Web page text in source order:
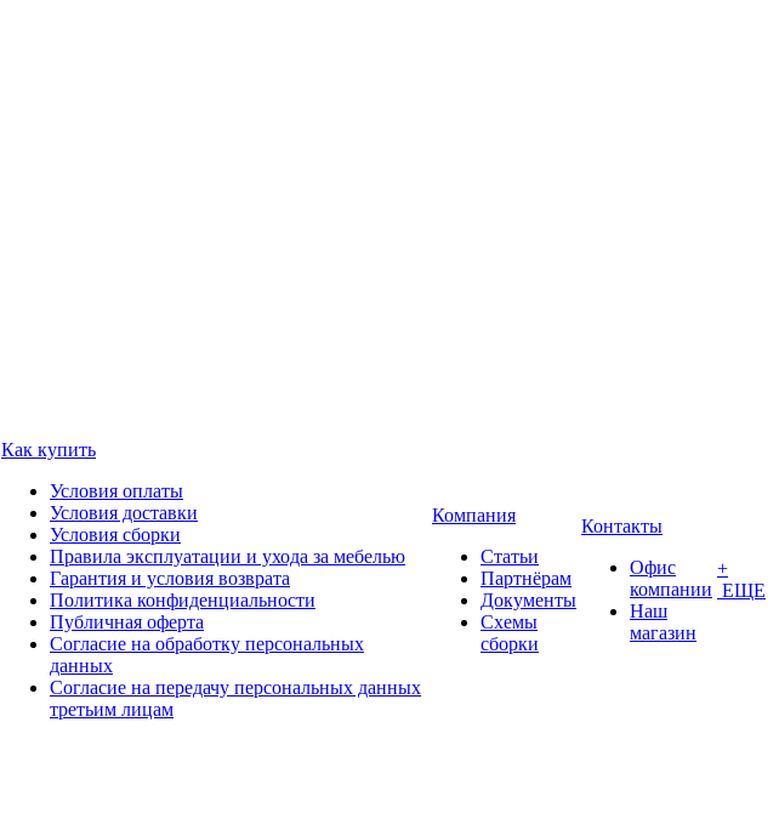
Как купить
Условия оплаты
Условия доставки
Условия сборки
Правила эксплуатации и ухода за мебелью
Гарантия и условия возврата
Политика конфиденциальности
Публичная оферта
Согласие на обработку персональных
данных
Согласие на передачу персональных данных
третьим лицам
Компания
Статьи
Партнёрам
Документы
Схемы
сборки
Контакты
Офис
компании
Наш
магазин
+
ЕЩЕ